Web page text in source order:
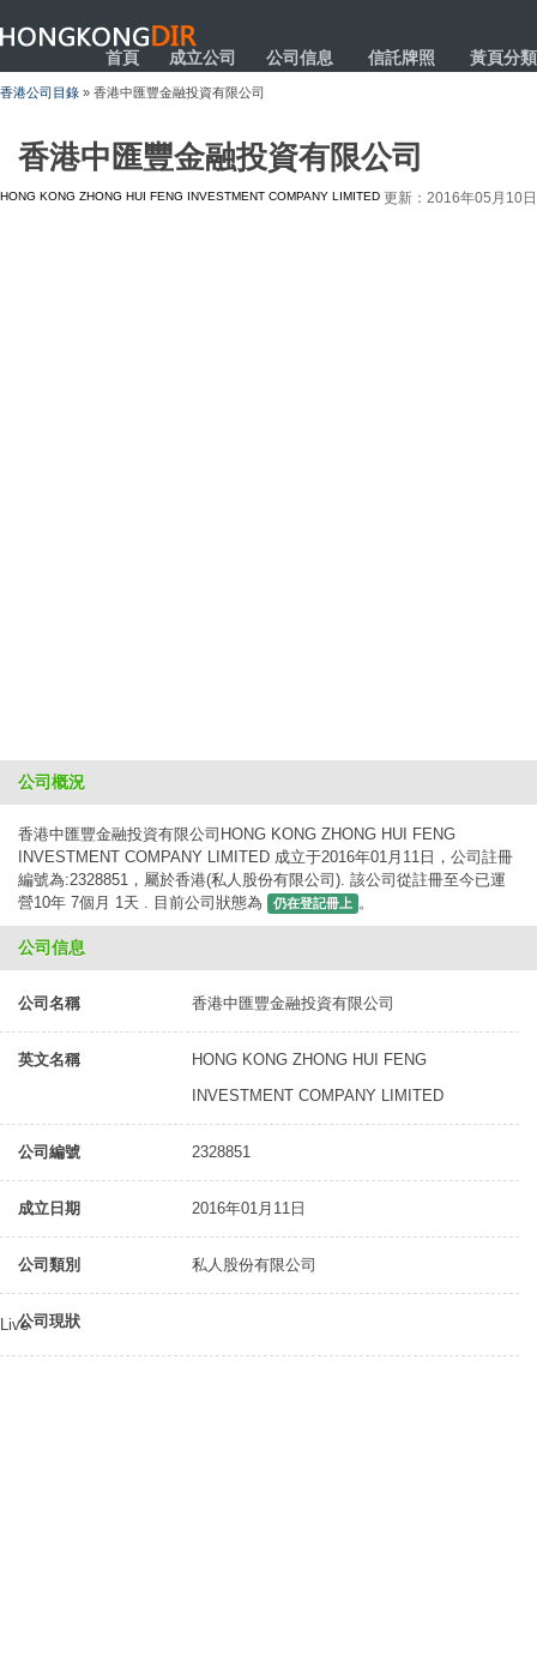
HONGKONGDIR
首頁 成立公司 公司信息 信託牌照 黃頁分類
香港公司目錄 » 香港中匯豐金融投資有限公司
香港中匯豐金融投資有限公司
HONG KONG ZHONG HUI FENG INVESTMENT COMPANY LIMITED 更新：2016年05月10日
公司概況
香港中匯豐金融投資有限公司HONG KONG ZHONG HUI FENG
INVESTMENT COMPANY LIMITED 成立于2016年01月11日，公司註冊
編號為:2328851，屬於香港(私人股份有限公司). 該公司從註冊至今已運
營10年 7個月 1天 . 目前公司狀態為
仍在登記冊上 。
公司信息
公司名稱 香港中匯豐金融投資有限公司
英文名稱
HONG KONG ZHONG HUI FENG
INVESTMENT COMPANY LIMITED
公司編號 2328851
成立日期 2016年01月11日
公司類別 私人股份有限公司
公司現狀
Live